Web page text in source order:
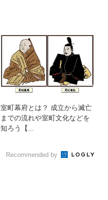
室町幕府とは？ 成立から滅亡
までの流れや室町文化などを
知ろう【...
Recommended by